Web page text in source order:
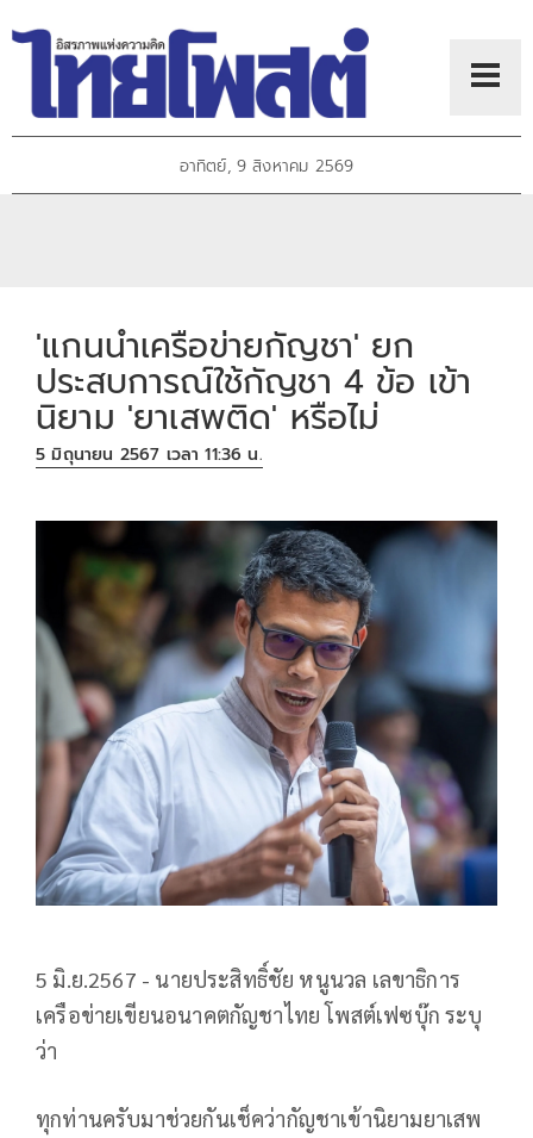
อาทิตย์, 9 สิงหาคม 2569
'แกนนำเครือข่ายกัญชา' ยก
ประสบการณ์ใช้กัญชา 4 ข้อ เข้า
นิยาม 'ยาเสพติด' หรือไม่
5 มิถุนายน 2567 เวลา 11:36 น.
5 มิ.ย.2567 - นายประสิทธิ์ชัย หนูนวล เลขาธิการ
เครือข่ายเขียนอนาคตกัญชาไทย โพสต์เฟซบุ๊ก ระบุ
ว่า
ทุกท่านครับมาช่วยกันเช็คว่ากัญชาเข้านิยามยาเสพ